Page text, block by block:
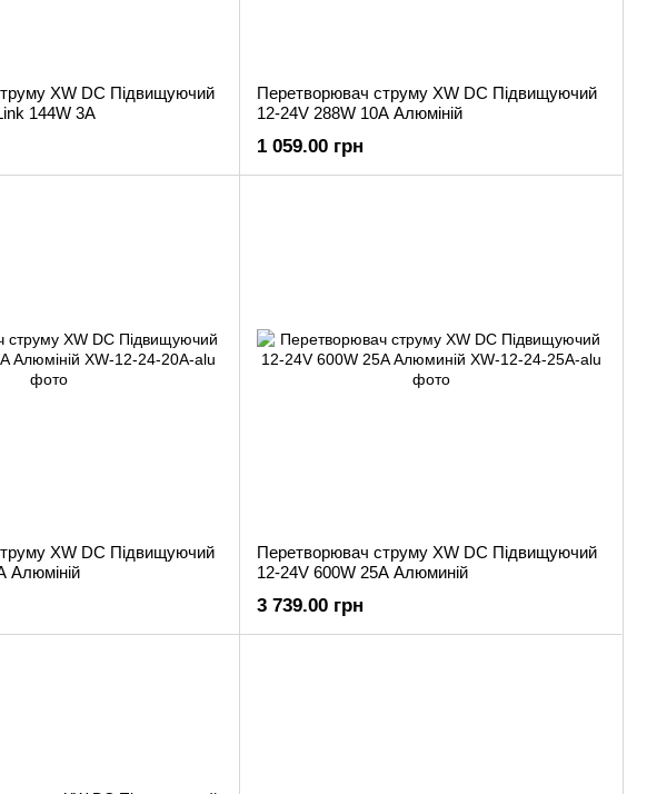
XW DC Підвищуючий
144W 3A
Перетворювач струму XW DC Підвищуючий
12-24V 288W 10A Алюміній
1 059.00 грн
XW DC Підвищуючий
Алюміній
Перетворювач струму XW DC Підвищуючий
12-24V 600W 25A Алюминій
3 739.00 грн